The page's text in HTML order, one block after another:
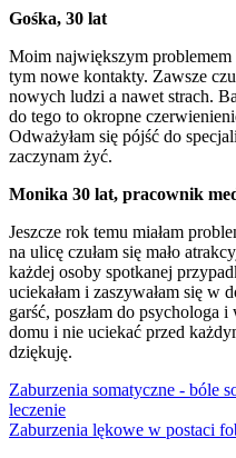
Gośka, 30 lat
Moim największym problemem
tym nowe kontakty. Zawsze
nowych ludzi a nawet strach.
do tego to okropne
Odważyłam się pójść do
zaczynam żyć.
Monika 30 lat, pracownik
Jeszcze rok temu miałam
na ulicę czułam się mało
każdej osoby spotkanej
uciekałam i zaszywałam się w
garść, poszłam do psychologa
domu i nie uciekać przed
dziękuję.
Zaburzenia somatyczne - bóle
leczenie
Zaburzenia lękowe w postaci